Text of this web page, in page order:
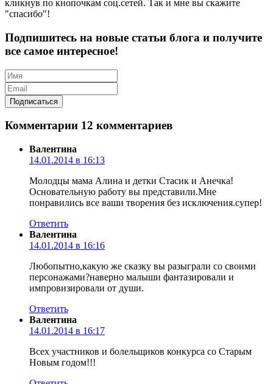
кликнув по кнопочкам соц.сетей. Так и мне вы скажите
"спасибо"!
Подпишитесь на новые статьи блога и получите
все самое интересное!
Комментарии 12 комментариев
Валентина
14.01.2014 в 16:13
Молодцы мама Алина и детки Стасик и Анечка!
Основательную работу вы представили.Мне
понравились все ваши творения без исключения.супер!
Ответить
Валентина
14.01.2014 в 16:16
Любопытно,какую же сказку вы разыграли со своими
персонажами?наверно малыши фантазировали и
импровизировали от души.
Ответить
Валентина
14.01.2014 в 16:17
Всех участников и болельщиков конкурса со Старым
Новым годом!!!